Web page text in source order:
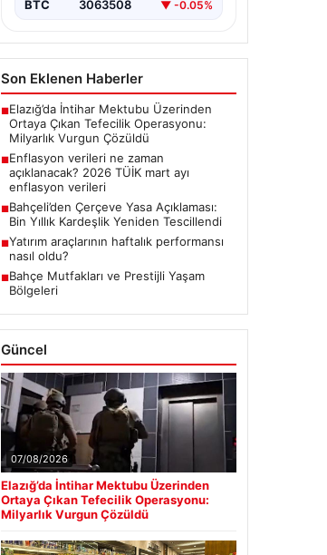
BTC 3063508 ▼ -0.05%
Son Eklenen Haberler
■Elazığ’da İntihar Mektubu Üzerinden
Ortaya Çıkan Tefecilik Operasyonu:
Milyarlık Vurgun Çözüldü
■Enflasyon verileri ne zaman
açıklanacak? 2026 TÜİK mart ayı
enflasyon verileri
■Bahçeli’den Çerçeve Yasa Açıklaması:
Bin Yıllık Kardeşlik Yeniden Tescillendi
■Yatırım araçlarının haftalık performansı
nasıl oldu?
■Bahçe Mutfakları ve Prestijli Yaşam
Bölgeleri
Güncel
07/08/2026
Elazığ’da İntihar Mektubu Üzerinden
Ortaya Çıkan Tefecilik Operasyonu:
Milyarlık Vurgun Çözüldü